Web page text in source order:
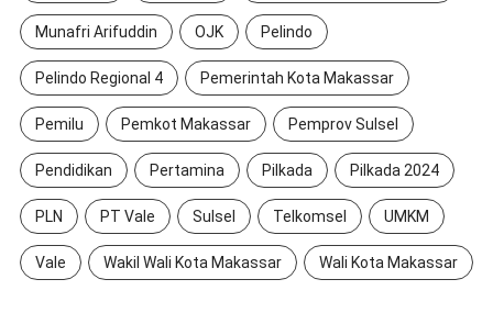
Munafri Arifuddin OJK Pelindo
Pelindo Regional 4 Pemerintah Kota Makassar
Pemilu Pemkot Makassar Pemprov Sulsel
Pendidikan Pertamina Pilkada Pilkada 2024
PLN PT Vale Sulsel Telkomsel UMKM
Vale Wakil Wali Kota Makassar Wali Kota Makassar